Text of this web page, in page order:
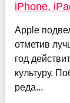
iPhone,
Apple
отметив
год
культуру.
реда...